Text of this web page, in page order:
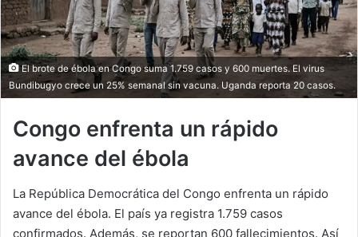
El brote de ébola en Congo suma 1.759 casos y 600 muertes. El virus
Bundibugyo crece un 25% semanal sin vacuna. Uganda reporta 20 casos.
Congo enfrenta un rápido
avance del ébola
La República Democrática del Congo enfrenta un rápido
avance del ébola. El país ya registra 1.759 casos
confirmados. Además, se reportan 600 fallecimientos. Así